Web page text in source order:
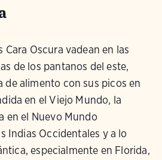
Cara Oscura vadean en las
de los pantanos del este,
de alimento con sus picos en
en el Viejo Mundo, la
en el Nuevo Mundo
Indias Occidentales y a lo
especialmente en Florida,